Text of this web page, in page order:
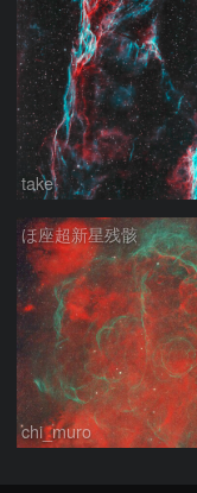
take
ほ座超新星残骸
chi_muro